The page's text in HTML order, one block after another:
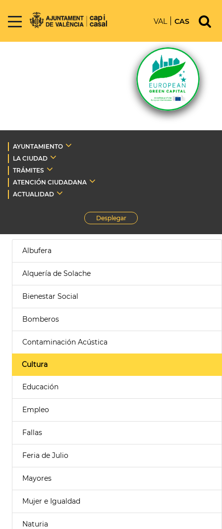
VAL CAS
AYUNTAMIENTO
LA CIUDAD
TRÁMITES
ATENCIÓN CIUDADANA
ACTUALIDAD
Desplegar
Albufera
Alquería de Solache
Bienestar Social
Bomberos
Contaminación Acústica
Cultura
Educación
Empleo
Fallas
Feria de Julio
Mayores
Mujer e Igualdad
Naturia